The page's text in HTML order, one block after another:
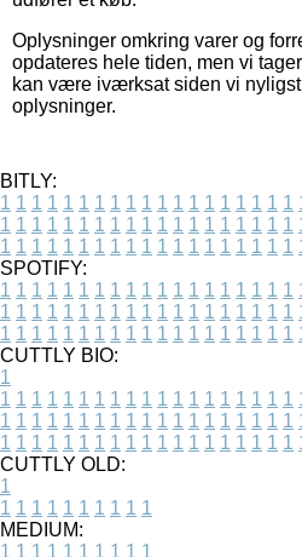
Oplysninger omkring varer og
opdateres hele tiden, men vi
kan være iværksat siden vi
oplysninger.
BITLY:
1 1 1 1 1 1 1 1 1 1 1 1 1 1 1 1 1 1 1
1 1 1 1 1 1 1 1 1 1 1 1 1 1 1 1 1 1 1
1 1 1 1 1 1 1 1 1 1 1 1 1 1 1 1 1 1 1
SPOTIFY:
1 1 1 1 1 1 1 1 1 1 1 1 1 1 1 1 1 1 1
1 1 1 1 1 1 1 1 1 1 1 1 1 1 1 1 1 1 1
1 1 1 1 1 1 1 1 1 1 1 1 1 1 1 1 1 1 1
CUTTLY BIO:
1
1 1 1 1 1 1 1 1 1 1 1 1 1 1 1 1 1 1 1
1 1 1 1 1 1 1 1 1 1 1 1 1 1 1 1 1 1 1
1 1 1 1 1 1 1 1 1 1 1 1 1 1 1 1 1 1 1
CUTTLY OLD:
1
1 1 1 1 1 1 1 1 1 1
MEDIUM:
1 1 1 1 1 1 1 1 1 1